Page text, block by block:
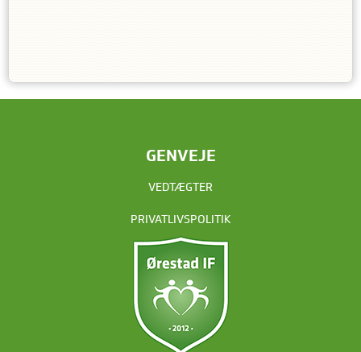
GENVEJE
VEDTÆGTER
PRIVATLIVSPOLITIK